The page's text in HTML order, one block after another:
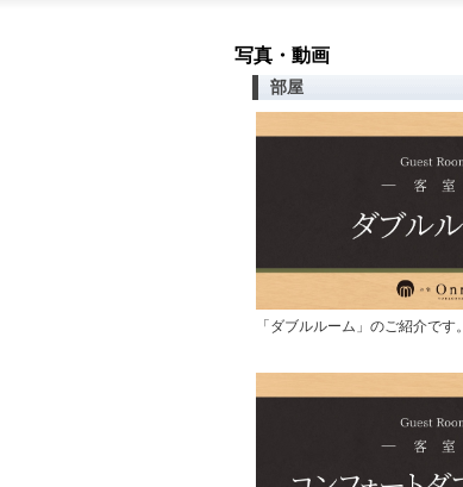
写真・動画
部屋
「ダブルルーム」のご紹介です。